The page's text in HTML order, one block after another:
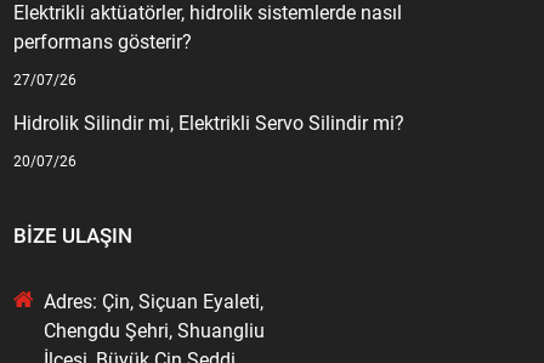
Elektrikli aktüatörler, hidrolik sistemlerde nasıl
performans gösterir?
27/07/26
Hidrolik Silindir mi, Elektrikli Servo Silindir mi?
20/07/26
BIZE ULAŞIN
Adres: Çin, Siçuan Eyaleti,
Chengdu Şehri, Shuangliu